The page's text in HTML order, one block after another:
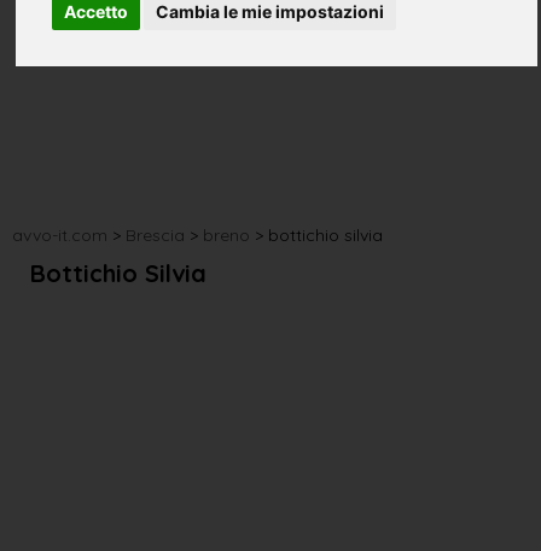
Accetto Cambia le mie impostazioni
avvo-it.com > Brescia > breno > bottichio silvia
Bottichio Silvia